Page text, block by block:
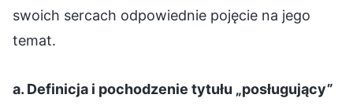
swoich sercach odpowiednie pojęcie na jego
temat.
a. Definicja i pochodzenie tytułu „posługujący”